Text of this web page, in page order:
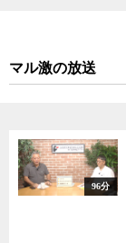
マル激の放送
96分